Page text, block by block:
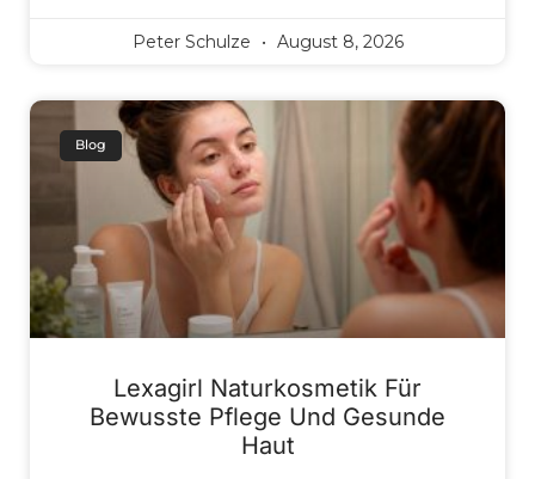
Peter Schulze August 8, 2026
Blog
Lexagirl Naturkosmetik Für
Bewusste Pflege Und Gesunde
Haut